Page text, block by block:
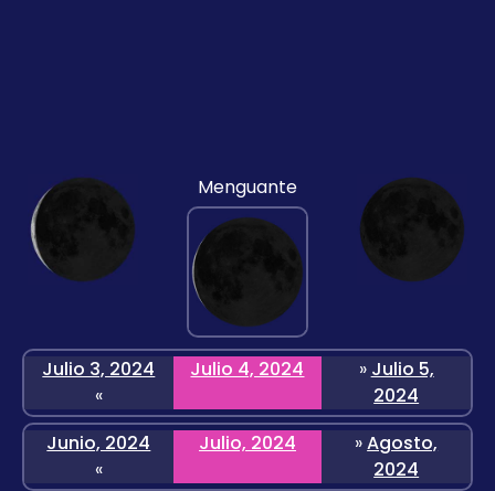
Menguante
Julio 3, 2024
«
Julio 4, 2024 » Julio 5,
2024
Junio, 2024
«
Julio, 2024 »Agosto,
2024